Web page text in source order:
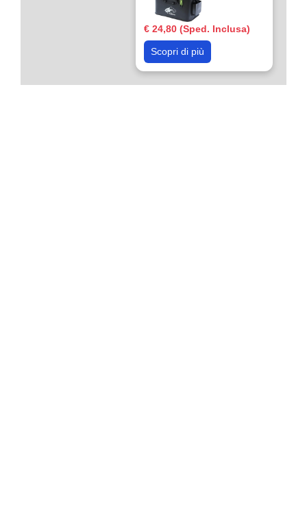
€ 24,80 (Sped. Inclusa)
Scopri di più